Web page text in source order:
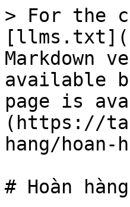
> For the
Markdown
available
page is
(https://
hang/hoan-
# Hoàn